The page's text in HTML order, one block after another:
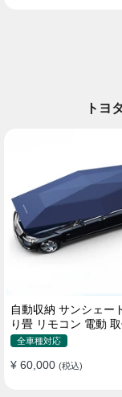
トヨ
自動収納 サンシェー
り畳 リモコン 電動 取
用 防風
全車種対応
¥ 60,000 (税込)